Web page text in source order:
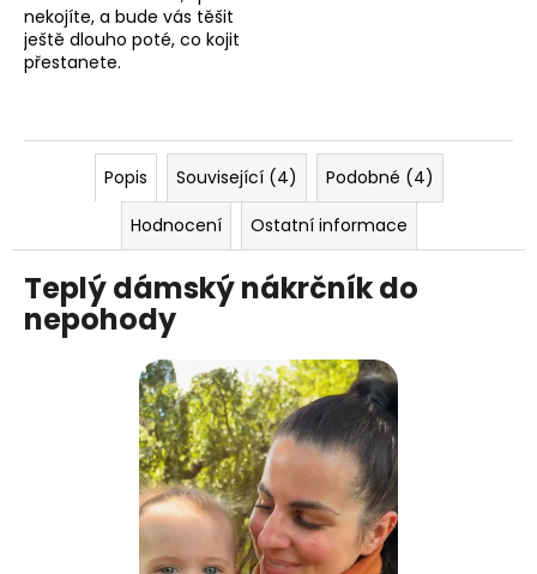
nekojíte, a bude vás těšit
ještě dlouho poté, co kojit
přestanete.
Popis Související (4)
Podobné (4)
Hodnocení
Ostatní informace
Teplý dámský nákrčník do
nepohody